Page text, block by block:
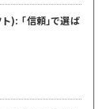
): 「信頼」で選ば